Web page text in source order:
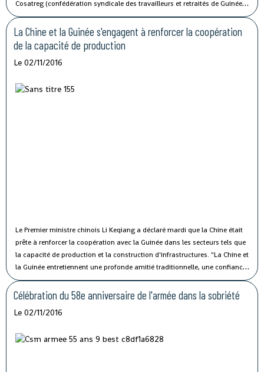
Cosatreg (confédération syndicale des travailleurs et retraités de Guinée)
et 10 centrales syndicales, la grève générale d'avertissement de 7 jours
vise à protester contre les mauvaises conditions de vie et de travail des
fonctionnaires du secteur public.
La Chine et la Guinée s'engagent à renforcer la coopération
de la capacité de production
Le 02/11/2016
Le Premier ministre chinois Li Keqiang a déclaré mardi que la Chine était
prête à renforcer la coopération avec la Guinée dans les secteurs tels que
la capacité de production et la construction d'infrastructures. "La Chine et
la Guinée entretiennent une profonde amitié traditionnelle, une confiance
politique solide et une coopération fructueuse", a affirmé M. Li lors de sa
rencontre avec le président guinéen Alpha Condé à Beijing.
Célébration du 58e anniversaire de l'armée dans la sobriété
Le 02/11/2016